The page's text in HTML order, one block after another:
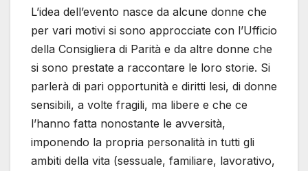
L’idea dell’evento nasce da alcune donne che
per vari motivi si sono approcciate con l’Ufficio
della Consigliera di Parità e da altre donne che
si sono prestate a raccontare le loro storie. Si
parlerà di pari opportunità e diritti lesi, di donne
sensibili, a volte fragili, ma libere e che ce
l’hanno fatta nonostante le avversità,
imponendo la propria personalità in tutti gli
ambiti della vita (sessuale, familiare, lavorativo,